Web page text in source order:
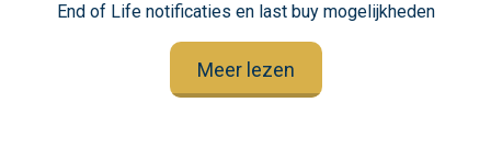
End of Life notificaties en last buy mogelijkheden
Meer lezen